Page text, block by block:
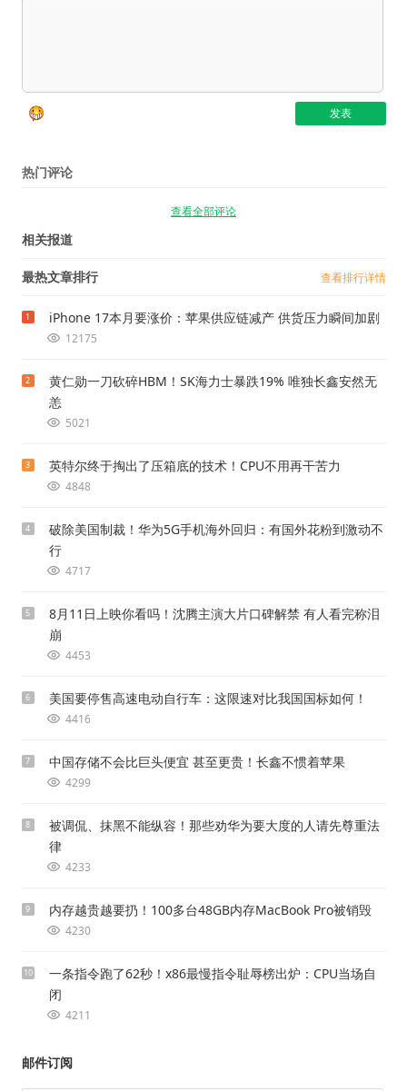
热门评论
查看全部评论
相关报道
最热文章排行 查看排行详情
1 iPhone 17本月要涨价：苹果供应链减产 供货压力瞬间加剧
12175
2
黄仁勋一刀砍碎HBM！SK海力士暴跌19% 唯独长鑫安然无
恙
5021
3 英特尔终于掏出了压箱底的技术！CPU不用再干苦力
4848
4
破除美国制裁！华为5G手机海外回归：有国外花粉到激动不
行
4717
5
8月11日上映你看吗！沈腾主演大片口碑解禁 有人看完称泪
崩
4453
6 美国要停售高速电动自行车：这限速对比我国国标如何！
4416
7 中国存储不会比巨头便宜 甚至更贵！长鑫不惯着苹果
4299
8
被调侃、抹黑不能纵容！那些劝华为要大度的人请先尊重法
律
4233
9 内存越贵越要扔！100多台48GB内存MacBook Pro被销毁
4230
10
一条指令跑了62秒！x86最慢指令耻辱榜出炉：CPU当场自
闭
4211
邮件订阅